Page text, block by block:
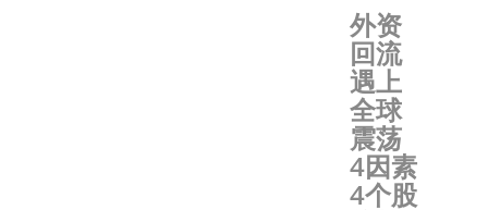
外资
回流
遇上
全球
震荡
4因素
4个股